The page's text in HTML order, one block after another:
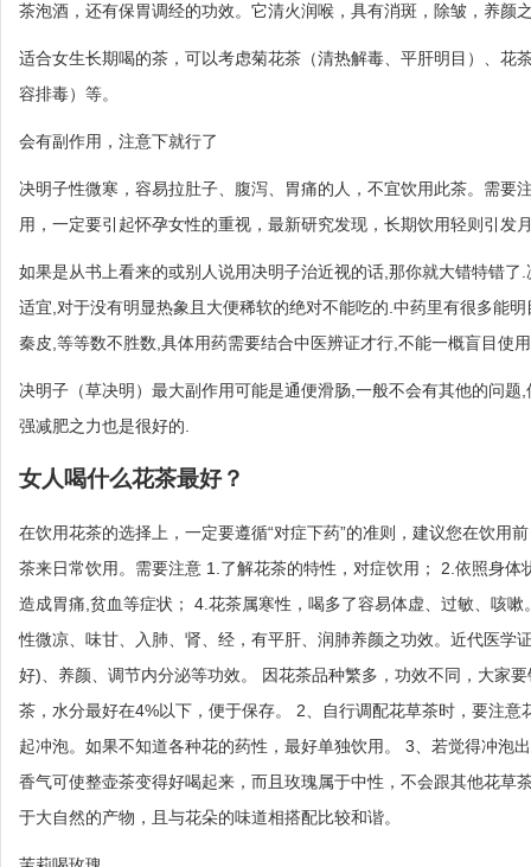
茶泡酒，还有保胃调经的功效。它清火润喉，具有消斑，除皱，养颜
适合女生长期喝的茶，可以考虑菊花茶（清热解毒、平肝明目）、
容排毒）等。
会有副作用，注意下就行了
决明子性微寒，容易拉肚子、腹泻、胃痛的人，不宜饮用此茶。需要
用，一定要引起怀孕女性的重视，最新研究发现，长期饮用轻则引发
如果是从书上看来的或别人说用决明子治近视的话,那你就大错特错
适宜,对于没有明显热象且大便稀软的绝对不能吃的.中药里有很多能
秦皮,等等数不胜数,具体用药需要结合中医辨证才行,不能一概盲目使
决明子（草决明）最大副作用可能是通便滑肠,一般不会有其他的问
强减肥之力也是很好的.
女人喝什么花茶最好？
在饮用花茶的选择上，一定要遵循“对症下药”的准则，建议您在饮用
茶来日常饮用。需要注意 1.了解花茶的特性，对症饮用； 2.依照身
造成胃痛,贫血等症状； 4.花茶属寒性，喝多了容易体虚、过敏、咳
性微凉、味甘、入肺、肾、经，有平肝、润肺养颜之功效。近代医
好)、养颜、调节内分泌等功效。 因花茶品种繁多，功效不同，大家
茶，水分最好在4%以下，便于保存。 2、自行调配花草茶时，要注
起冲泡。如果不知道各种花的药性，最好单独饮用。 3、若觉得冲泡
香气可使整壶茶变得好喝起来，而且玫瑰属于中性，不会跟其他花
于大自然的产物，且与花朵的味道相搭配比较和谐。